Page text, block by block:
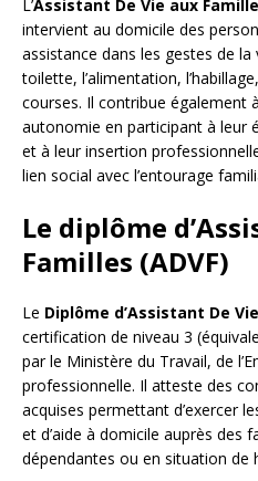
L’Assistant De Vie aux
intervient au domicile des
assistance dans les gestes de
toilette, l’alimentation,
courses. Il contribue également
autonomie en participant à leur
et à leur insertion
lien social avec l’entourage
Le diplôme
Familles (ADVF)
Le Diplôme d’Assistant De
certification de niveau 3
par le Ministère du Travail, de
professionnelle. Il atteste des
acquises permettant d’exercer
et d’aide à domicile auprès des
dépendantes ou en situation de